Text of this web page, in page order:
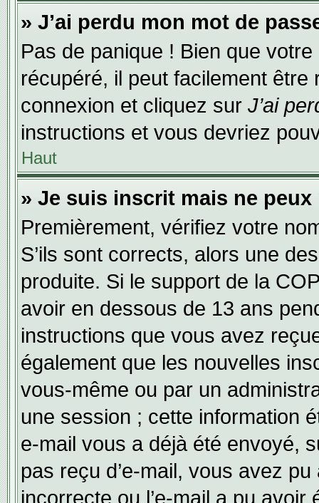
» J’ai perdu mon mot de
Pas de panique ! Bien que
récupéré, il peut facilement
connexion et cliquez sur J’ai
instructions et vous devriez
Haut
» Je suis inscrit mais ne
Premièrement, vérifiez votre
S’ils sont corrects, alors une
produite. Si le support de la
avoir en dessous de 13 ans
instructions que vous avez
également que les nouvelles
vous-même ou par un
une session ; cette information
e-mail vous a déjà été envoyé,
pas reçu d’e-mail, vous avez
incorrecte ou l’e-mail a pu